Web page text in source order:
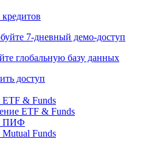
7-дневный демо-доступ
глобальную базу данных
доступ
& Funds
ETF & Funds
ПИФ
Funds